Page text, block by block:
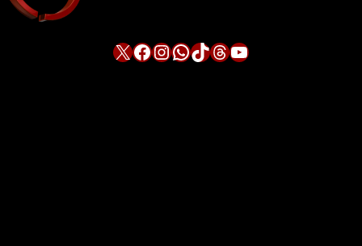
X Facebook InstagramWhatsApp TikTok Threads YouTube